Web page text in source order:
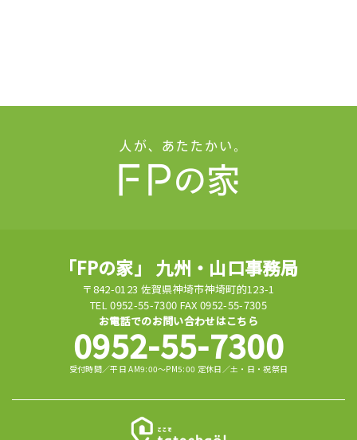
「FPの家」 九州・山口事務局
〒842-0123 佐賀県神埼市神埼町的123-1
TEL 0952-55-7300 FAX 0952-55-7305
お電話でのお問い合わせはこちら
0952-55-7300
受付時間／平日 AM9:00～PM5:00 定休日／土・日・祝祭日